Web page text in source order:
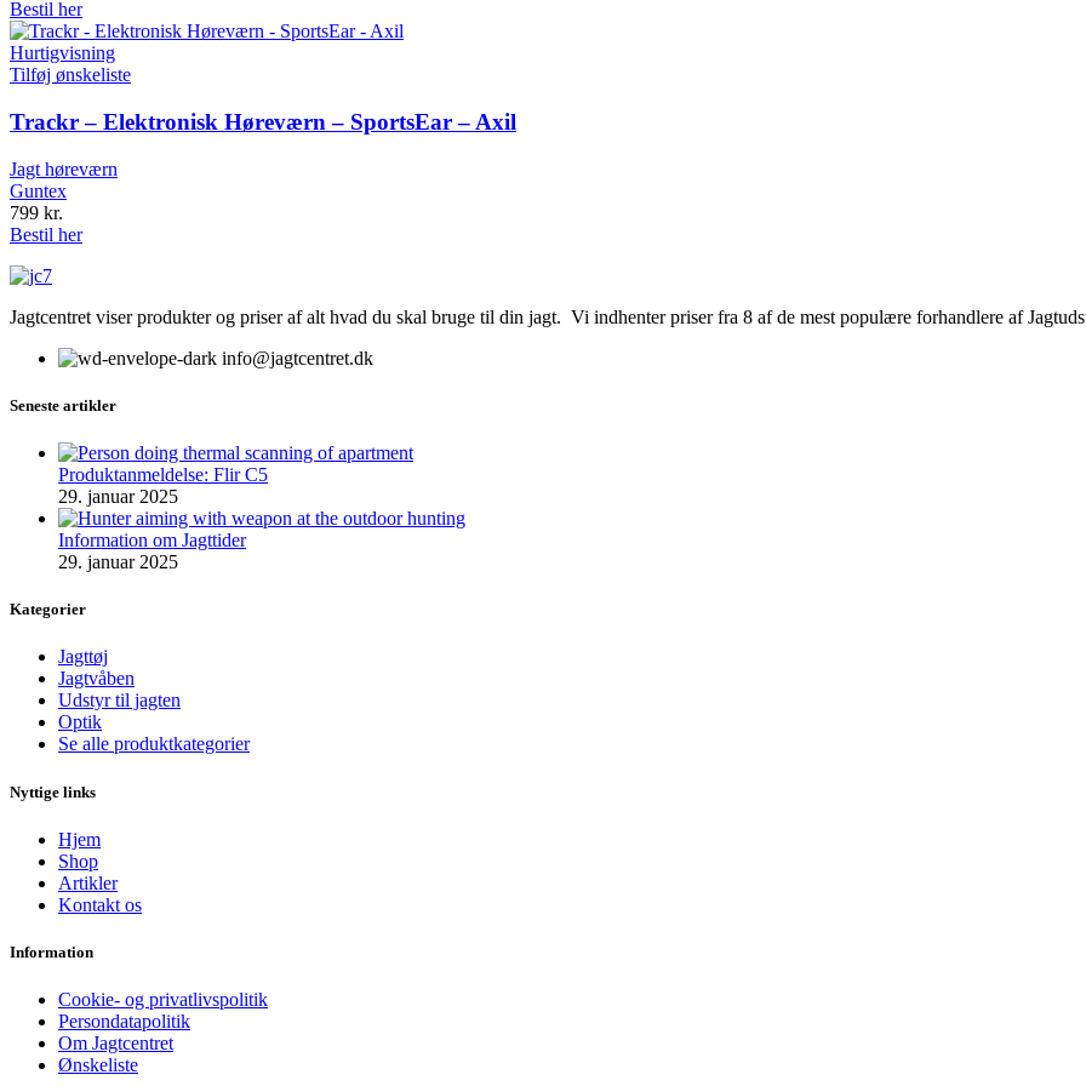
Bestil her
Hurtigvisning
Tilføj ønskeliste
Trackr – Elektronisk Høreværn – SportsEar – Axil
Jagt høreværn
Guntex
799 kr.
Bestil her
Jagtcentret viser produkter og priser af alt hvad du skal bruge til din jagt. Vi indhenter priser fra 8 af de mest populære forhandlere af
info@jagtcentret.dk
Seneste artikler
Produktanmeldelse: Flir C5
29. januar 2025
Information om Jagttider
29. januar 2025
Kategorier
Jagttøj
Jagtvåben
Udstyr til jagten
Optik
Se alle produktkategorier
Nyttige links
Hjem
Shop
Artikler
Kontakt os
Information
Cookie- og privatlivspolitik
Persondatapolitik
Om Jagtcentret
Ønskeliste